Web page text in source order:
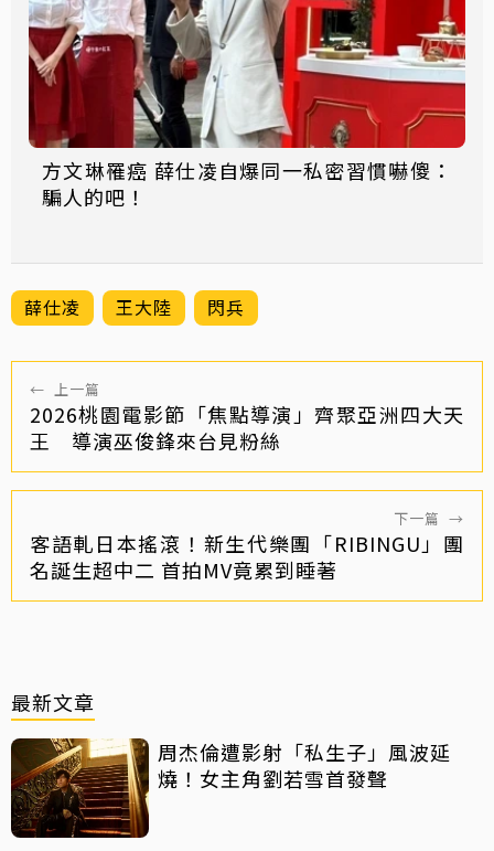
方文琳罹癌 薛仕凌自爆同一私密習慣嚇傻：
騙人的吧！
薛仕凌 王大陸 閃兵
← 上一篇
2026桃園電影節「焦點導演」齊聚亞洲四大天
王 導演巫俊鋒來台見粉絲
下一篇 →
客語軋日本搖滾！新生代樂團「RIBINGU」團
名誕生超中二 首拍MV竟累到睡著
最新文章
周杰倫遭影射「私生子」風波延
燒！女主角劉若雪首發聲